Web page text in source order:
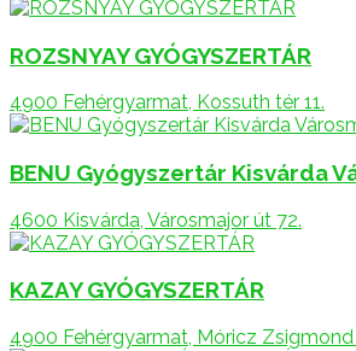
ROZSNYAY GYÓGYSZERTÁR
4900 Fehérgyarmat, Kossuth tér 11.
BENU Gyógyszertár Kisvárda
4600 Kisvárda, Városmajor út 72.
KAZAY GYÓGYSZERTÁR
4900 Fehérgyarmat, Móricz